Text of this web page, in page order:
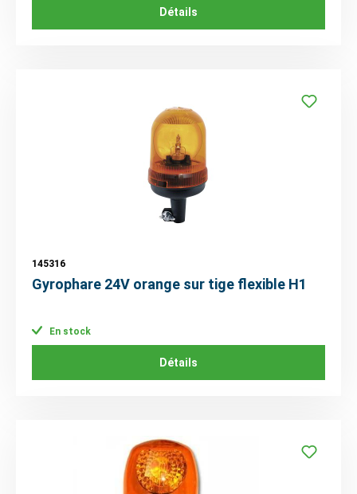
Détails
145316
Gyrophare 24V orange sur tige flexible H1
En stock
Détails